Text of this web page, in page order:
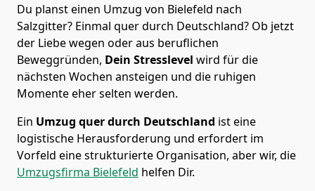
Du planst einen Umzug von Bielefeld nach
Salzgitter? Einmal quer durch Deutschland? Ob jetzt
der Liebe wegen oder aus beruflichen
Beweggründen, Dein Stresslevel wird für die
nächsten Wochen ansteigen und die ruhigen
Momente eher selten werden.
Ein Umzug quer durch Deutschland ist eine
logistische Herausforderung und erfordert im
Vorfeld eine strukturierte Organisation, aber wir, die
Umzugsfirma Bielefeld helfen Dir.